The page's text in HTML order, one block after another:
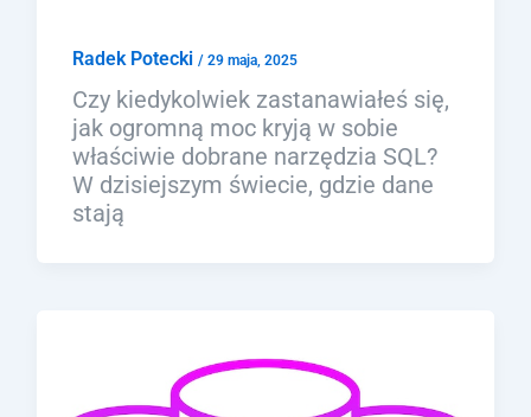
Radek Potecki / 29 maja, 2025
Czy kiedykolwiek zastanawiałeś się,
jak ogromną moc kryją w sobie
właściwie dobrane narzędzia SQL?
W dzisiejszym świecie, gdzie dane
stają